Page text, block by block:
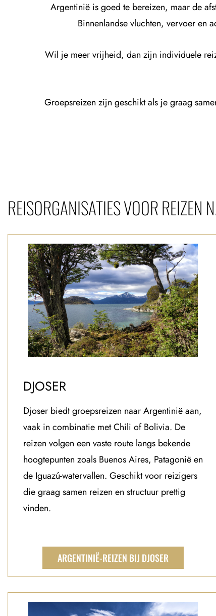
Argentinië is goed te bereizen, maar de
Binnenlandse vluchten, vervoer en
Wil je meer vrijheid, dan zijn individuele
Groepsreizen zijn geschikt als je graag
REISORGANISATIES VOOR REIZEN
DJOSER
Djoser biedt groepsreizen naar Argentinië aan,
vaak in combinatie met Chili of Bolivia. De
reizen volgen een vaste route langs bekende
hoogtepunten zoals Buenos Aires, Patagonië en
de Iguazú-watervallen. Geschikt voor reizigers
die graag samen reizen en structuur prettig
vinden.
ARGENTINIË-REIZEN BIJ DJOSER